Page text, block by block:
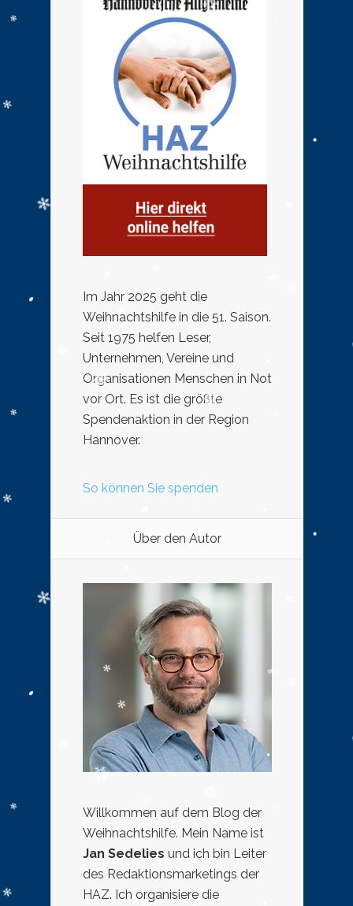
Im Jahr 2025 geht die
Weihnachtshilfe in die 51. Saison.
Seit 1975 helfen Leser,
Unternehmen, Vereine und
Organisationen Menschen in Not
vor Ort. Es ist die größte
Spendenaktion in der Region
Hannover.
So können Sie spenden
Über den Autor
Willkommen auf dem Blog der
Weihnachtshilfe. Mein Name ist
Jan Sedelies und ich bin Leiter
des Redaktionsmarketings der
HAZ. Ich organisiere die